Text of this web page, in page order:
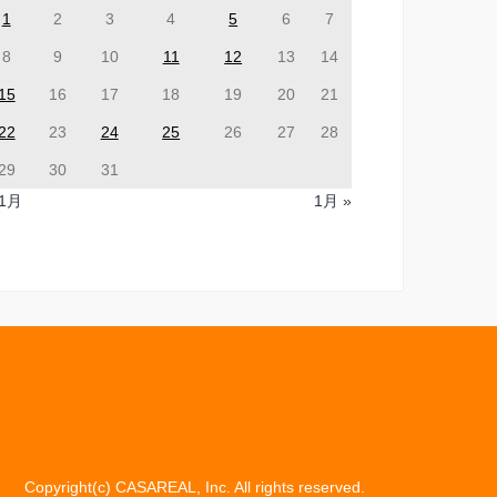
1 2 3 4 5 6 7
8 9 10 11 12 13 14
15 16 17 18 19 20 21
22 23 24 25 26 27 28
29 30
31
月
1月 »
Copyright(c) CASAREAL, Inc. All rights reserved.